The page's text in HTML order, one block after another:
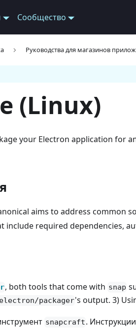
Сообщество
Руководства для магазинов
(Linux)
your Electron application for
aims to address common
include required dependencies,
, both tools that come with snap
packager's output. 3)
snapcraft.